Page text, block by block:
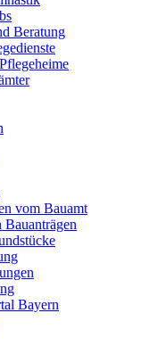
Beratung
vom Bauamt
Bayern